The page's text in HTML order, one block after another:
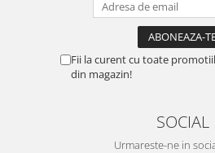
Fii la curent cu toate
din magazin!
SOCIAL
Urmareste-ne in